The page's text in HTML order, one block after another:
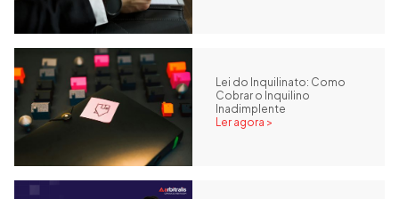
Lei do Inquilinato: Como
Cobrar o Inquilino
Inadimplente
Ler agora >